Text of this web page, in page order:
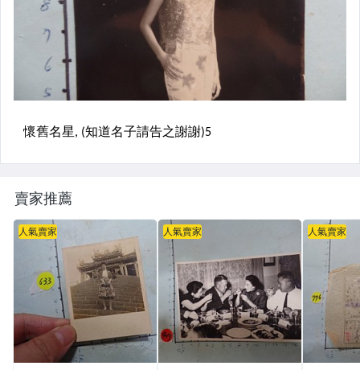
賣家推薦
人氣賣家 人氣賣家 人氣賣家